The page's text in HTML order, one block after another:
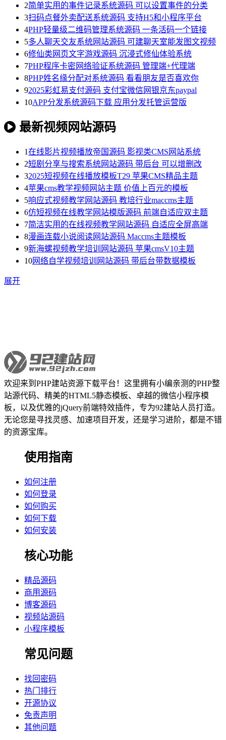
2简单实用的事件记录系统源码 可以设置事件的分类
3扫码点餐外卖配送系统源码 支持H5和小程序平台
4PHP轻量级二维码管理系统源码 一条活码一个链接
5多人聊天交友系统网站源码 可建聊天室能发图文视频
6修仙类网页文字游戏源码 沉浸式修仙体验系统
7PHP程序卡密网络验证系统源码 管理端+代理端
8PHP姓名缘分配对系统源码 看看朋友是否喜欢你
92025彩虹易支付源码 支付宝微信网银京东paypal
10APP分发系统源码下载 应用分发托管运营版
最新视频网站源码
1在线影片视频播放帝国源码 影视类CMS网站系统
2短剧分享与搜索系统网站源码 带后台 可以增删改
32025短视频在线播放模板T29 苹果CMS精品主题
4苹果cms教学视频网站主题 价值上百元的模板
5响应式视频教学网站源码 教培行业maccms主题
6仿短视频在线教学网站模版源码 前端自适应双主题
7简洁实用的在线视频教学网站源码 自适应全屏高端
8漫画连载小说阅读网站源码 Maccms主题模板
9新海螺视频教学培训网站源码 苹果cmsV10主题
10网络自学视频培训网站源码 带后台带数据模板
展开
欢迎来到PHP建站资源下载平台！这里拥有小编亲测的PHP整
站源代码、精美的HTML5静态模板、卓越的微信小程序模
板，以及优雅的jQuery前端特效插件，专为92建站人员打造。
无论您是寻找灵感、加速项目开发，还是学习进阶，都是不错
的资源宝库。
使用指南
如何注册
如何登录
如何购买
如何下载
如何安装
核心功能
精品源码
商用源码
博客源码
视频站源码
小程序模板
常见问题
找回密码
热门排行
开源协议
免责声明
其他问题